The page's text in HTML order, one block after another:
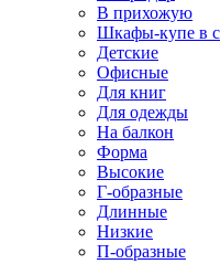
В прихожую
Шкафы-купе в
Детские
Офисные
Для книг
Для одежды
На балкон
Форма
Высокие
Г-образные
Длинные
Низкие
П-образные